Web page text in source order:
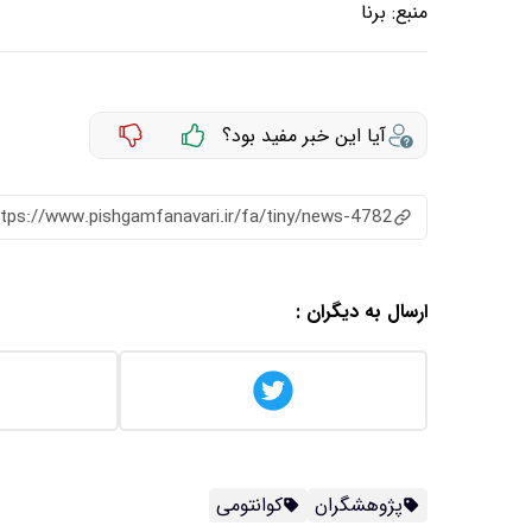
منبع: برنا
آیا این خبر مفید بود؟
www.pishgamfanavari.ir/fa/tiny/news-4782
ارسال به دیگران :
پژوهشگران کوانتومی